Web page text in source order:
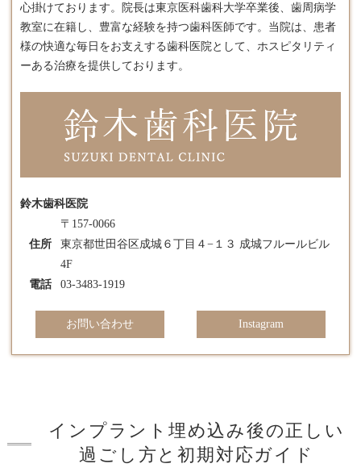
心掛けております。​院長は東京医科歯科大学卒業後、歯周病学
教室に在籍し、豊富な経験を持つ歯科医師です。​当院は、患者
様の快適な毎日をお支えする歯科医院として、ホスピタリティ
ーある治療を提供しております。
鈴木歯科医院
住所
〒157-0066
東京都世田谷区成城６丁目４−１３ 成城フルールビル
4F
電話
03-3483-1919
お問い合わせ Instagram
インプラント埋め込み後の正しい
過ごし方と初期対応ガイド